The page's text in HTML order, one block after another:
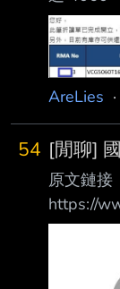
修5080
的 最後
https://
https://
https://
https://
AreLies ·
54 [閒聊]
原文鏈接
https://
a8I55 國
按照要